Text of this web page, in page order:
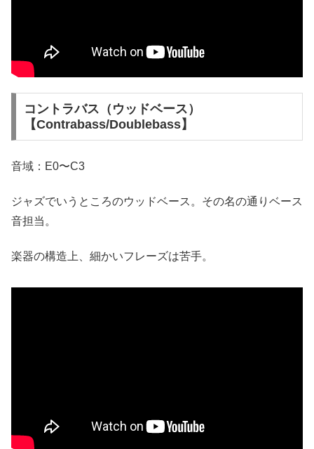
コントラバス（ウッドベース）
【Contrabass/Doublebass】
音域：E0〜C3
ジャズでいうところのウッドベース。その名の通りベース
音担当。
楽器の構造上、細かいフレーズは苦手。